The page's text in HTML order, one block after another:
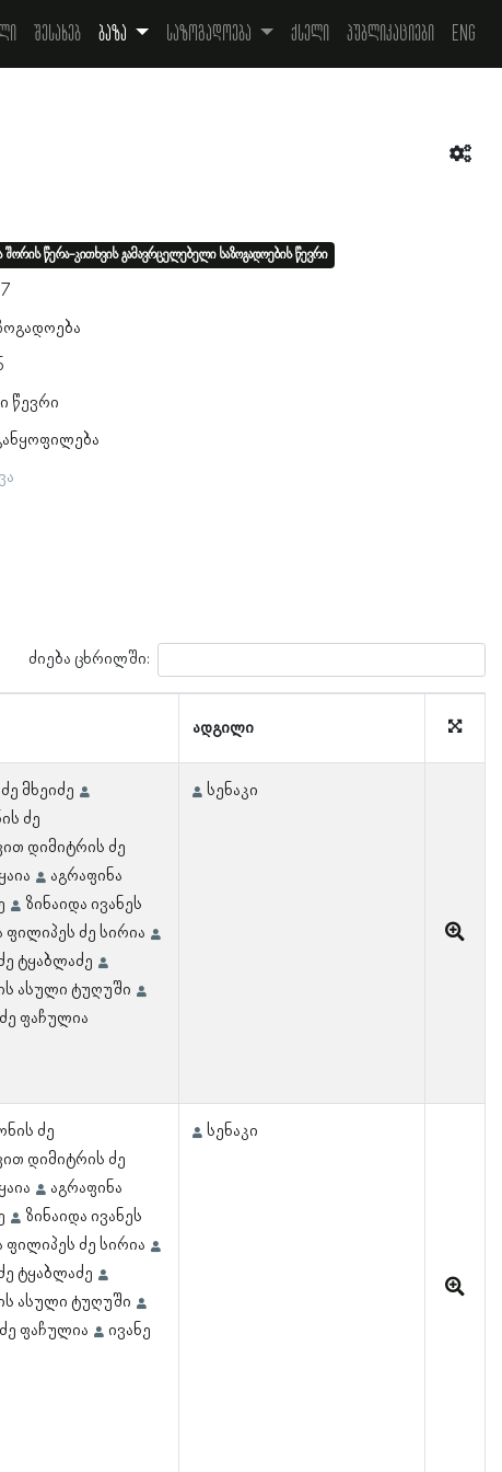
შესახებ ბაზა საზოგადოება ქსელი პუბლიკაციები Eng
წერა-კითხვის გამავრცელებელი საზოგადოების წევრი
წევრი
ძიება ცხრილში:
ადგილი
მხეიძე
ძე
დიმიტრის ძე
აგრაფინა
ზინაიდა ივანეს
ფილიპეს ძე სირია
ტყაბლაძე
ასული ტუღუში
ფაჩულია
სენაკი
ძე
დიმიტრის ძე
აგრაფინა
ზინაიდა ივანეს
ფილიპეს ძე სირია
ტყაბლაძე
ასული ტუღუში
ფაჩულია
ივანე
სენაკი